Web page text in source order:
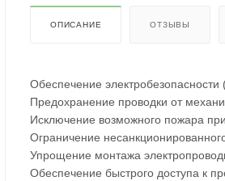
ОПИСАНИЕ ОТЗЫВЫ
Обеспечение электробезопасности
Предохранение проводки от
Исключение возможного пожара
Ограничение
Упрощение монтажа
Обеспечение быстрого доступа к